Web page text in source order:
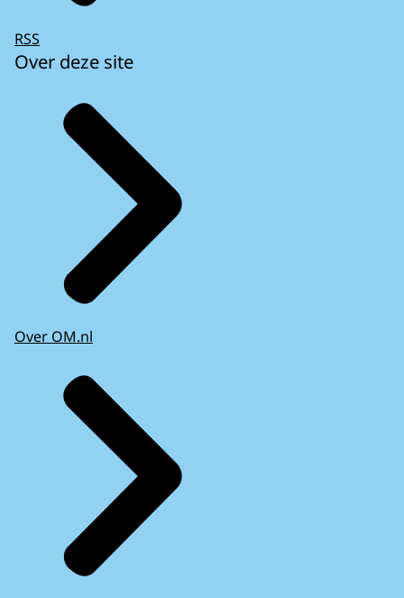
RSS
Over deze site
Over OM.nl